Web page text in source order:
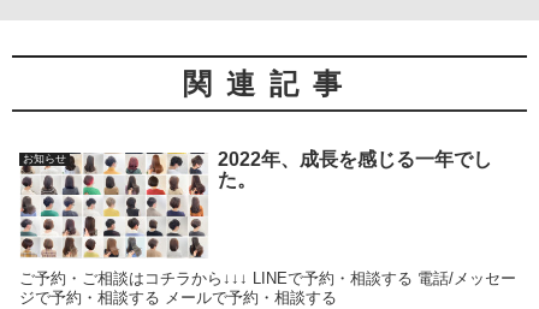
関連記事
お知らせ
2022年、成長を感じる一年でし
た。
ご予約・ご相談はコチラから↓↓↓ LINEで予約・相談する 電話/メッセー
ジで予約・相談する メールで予約・相談する